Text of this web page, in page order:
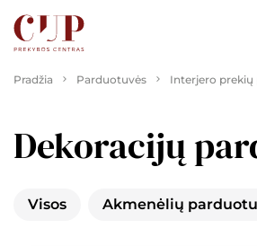
Pradžia Parduotuvės Interjero
Dekoracijų
Visos Akmenėlių